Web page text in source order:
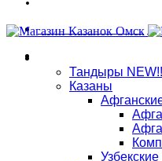
Связаться в WhatsApp
Тандыры
Казаны